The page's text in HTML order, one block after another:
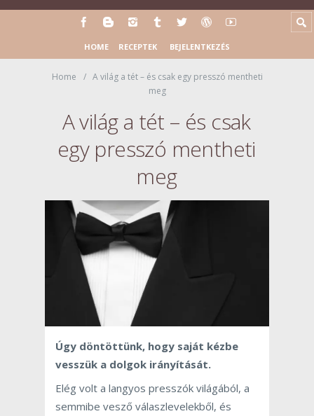
HOME RECEPTEK BEJELENTKEZÉS
Home
A világ a tét – és csak egy presszó mentheti
meg
A világ a tét – és csak
egy presszó mentheti
meg
Úgy döntöttünk, hogy saját kézbe
vesszük a dolgok irányítását.
Elég volt a langyos presszók világából, a
semmibe vesző válaszlevelekből, és